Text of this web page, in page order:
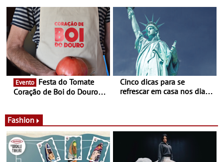
- Entre Junho e Julho pelo
país
ao final de Setembro -
Experiência luminosa no
jardim do Museu de
Alberto Sampaio
Evento
Coração de Boi do Douro -
Cinco dicas para se
refrescar em casa nos dias
Fashion